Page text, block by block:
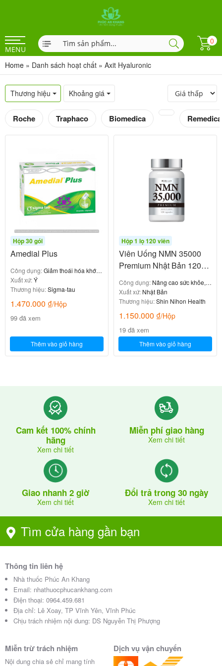
MENU
0
Home » Danh sách hoạt chất » Axit Hyaluronic
Thương hiệu Khoảng giá
Roche Traphaco Biomedica Remedica
Hộp 30 gói
Amedial Plus
Công dụng:Giảm thoái hóa khớp,
viêm khớp
Xuất xứ:Ý
Thương hiệu:Sigma-tau
1.470.000 ₫/Hộp
99 đã xem
Thêm vào giỏ hàng
Hộp 1 lọ 120 viên
Viên Uống NMN 35000
Premium Nhật Bản 120
Công dụng: Nâng cao sức khỏe,
kéo dài tuổi thọ, và trẻ hóa làn da
Xuất xứ: Nhật Bản
Thương hiệu:Shin Nihon Health
1.150.000 ₫/Hộp
19 đã xem
Thêm vào giỏ hàng
Cam kết 100% chính
hãng
Xem chi tiết
Miễn phí giao hàng
Xem chi tiết
Giao nhanh 2 giờ
Xem chi tiết
Đổi trả trong 30 ngày
Xem chi tiết
Tìm cửa hàng gần bạn
Thông tin liên hệ
Nhà thuốc Phúc An Khang
Email: nhathuocphucankhang.com
Điện thoại: 0964.459.681
Địa chỉ: Lê Xoay, TP Vĩnh Yên, Vĩnh Phúc
Chịu trách nhiệm nội dung: DS Nguyễn Thị Phượng
Miễn trừ trách nhiệm
Nội dung chia sẻ chỉ mang tính
Dịch vụ vận chuyển